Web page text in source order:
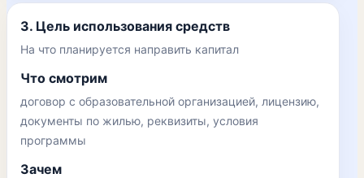
3. Цель использования средств
На что планируется направить капитал
Что смотрим
договор с образовательной организацией, лицензию,
документы по жилью, реквизиты, условия
программы
Зачем